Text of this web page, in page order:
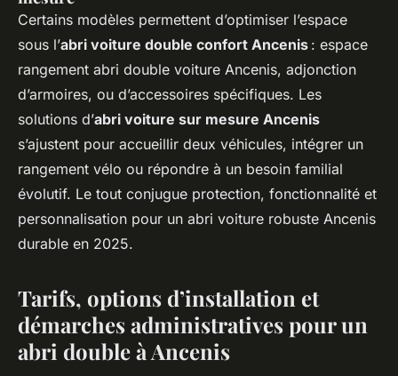
Certains modèles permettent d’optimiser l’espace
sous l’abri voiture double confort Ancenis : espace
rangement abri double voiture Ancenis, adjonction
d’armoires, ou d’accessoires spécifiques. Les
solutions d’abri voiture sur mesure Ancenis
s’ajustent pour accueillir deux véhicules, intégrer un
rangement vélo ou répondre à un besoin familial
évolutif. Le tout conjugue protection, fonctionnalité et
personnalisation pour un abri voiture robuste Ancenis
durable en 2025.
Tarifs, options d’installation et
démarches administratives pour un
abri double à Ancenis